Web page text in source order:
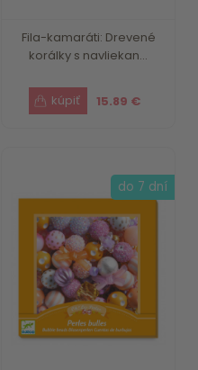
Fila-kamaráti: Drevené
korálky s navliekan...
15.89 €
do 7 dní